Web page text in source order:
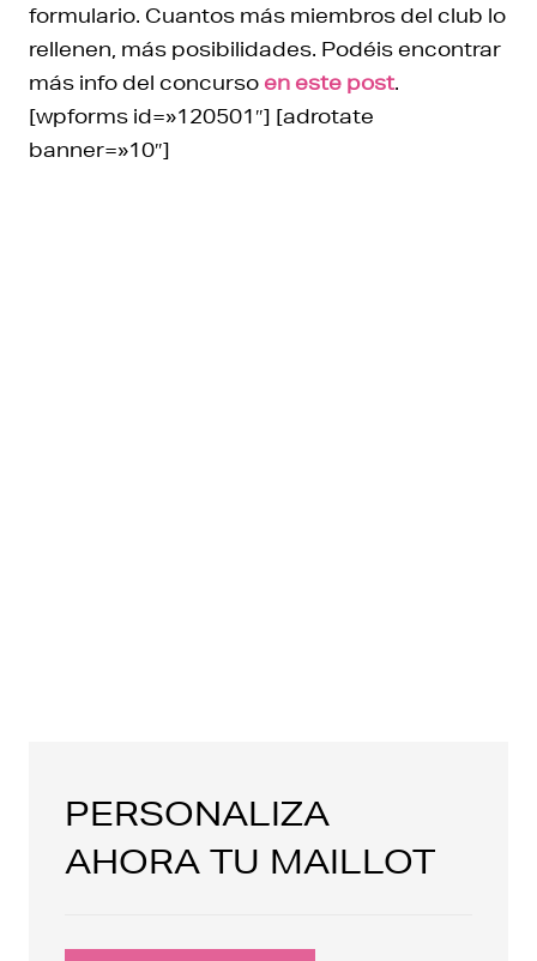
formulario. Cuantos más miembros del club lo
rellenen, más posibilidades. Podéis encontrar
más info del concurso en este post.
[wpforms id=»120501″] [adrotate
banner=»10″]
PERSONALIZA
AHORA TU MAILLOT